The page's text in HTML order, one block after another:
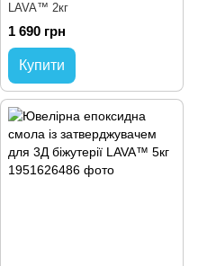
LAVA™ 2кг
1 690 грн
Купити